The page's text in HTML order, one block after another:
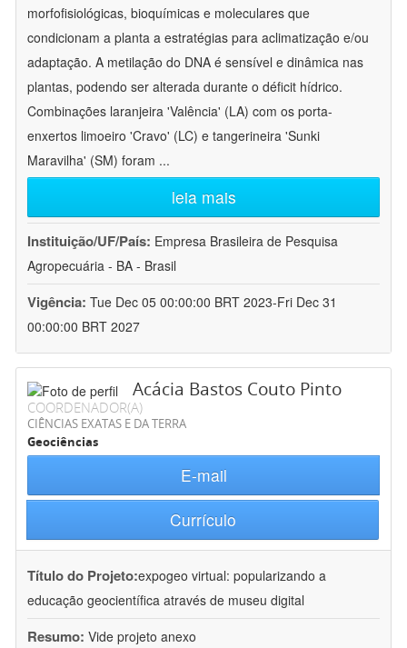
morfofisiológicas, bioquímicas e moleculares que
condicionam a planta a estratégias para aclimatização e/ou
adaptação. A metilação do DNA é sensível e dinâmica nas
plantas, podendo ser alterada durante o déficit hídrico.
Combinações laranjeira 'Valência' (LA) com os porta-
enxertos limoeiro 'Cravo' (LC) e tangerineira 'Sunki
Maravilha' (SM) foram ...
leia mais
Instituição/UF/País: Empresa Brasileira de Pesquisa
Agropecuária - BA - Brasil
Vigência: Tue Dec 05 00:00:00 BRT 2023-Fri Dec 31
00:00:00 BRT 2027
Acácia Bastos Couto Pinto
COORDENADOR(A)
CIÊNCIAS EXATAS E DA TERRA
Geociências
E-mail
Currículo
Título do Projeto:expogeo virtual: popularizando a
educação geocientífica através de museu digital
Resumo: Vide projeto anexo